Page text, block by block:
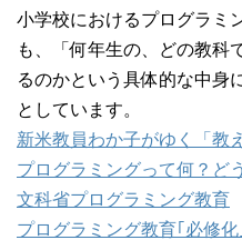
小学校におけるプログラミ
も、「何年生の、どの教科
るのかという具体的な中身
としています。
新米教員わか子がゆく「教
プログラミングって何？ど
文科省プログラミング教育
プログラミング教育｢必修